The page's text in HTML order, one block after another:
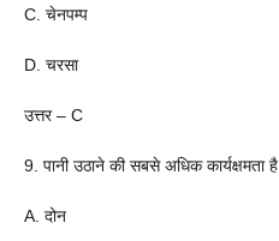
C. चेनपम्प
D. चरसा
उत्तर – C
9. पानी उठाने की सबसे अधिक कार्यक्षमता है
A. दोन